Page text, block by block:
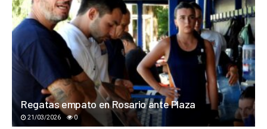
Regatas empato en Rosario ante Plaza
21/03/2026 0